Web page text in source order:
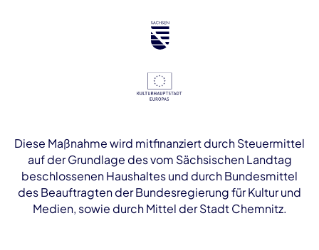
Diese Maßnahme wird mitfinanziert durch Steuermittel
auf der Grundlage des vom Sächsischen Landtag
beschlossenen Haushaltes und durch Bundesmittel
des Beauftragten der Bundesregierung für Kultur und
Medien, sowie durch Mittel der Stadt Chemnitz.